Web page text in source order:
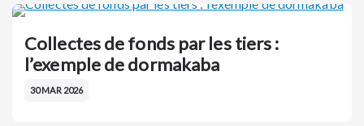
Collectes de fonds par les tiers :
l’exemple de dormakaba
30 MAR 2026